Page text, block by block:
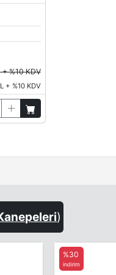
%10 KDV
+ %10 KDV
)
%30
indirim